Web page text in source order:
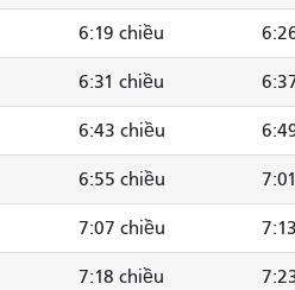
6:19 chiều
6:31 chiều
6:43 chiều
6:55 chiều
7:07 chiều
7:18 chiều